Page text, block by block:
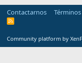
Contactarnos
R
Community platform by